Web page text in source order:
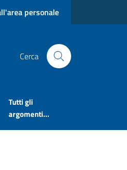
personale
Cerca
Tutti gli
argomenti...